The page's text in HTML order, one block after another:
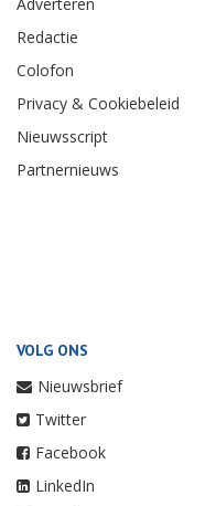
Redactie
Colofon
Privacy & Cookiebeleid
Nieuwsscript
Partnernieuws
VOLG ONS
Nieuwsbrief
Twitter
Facebook
LinkedIn